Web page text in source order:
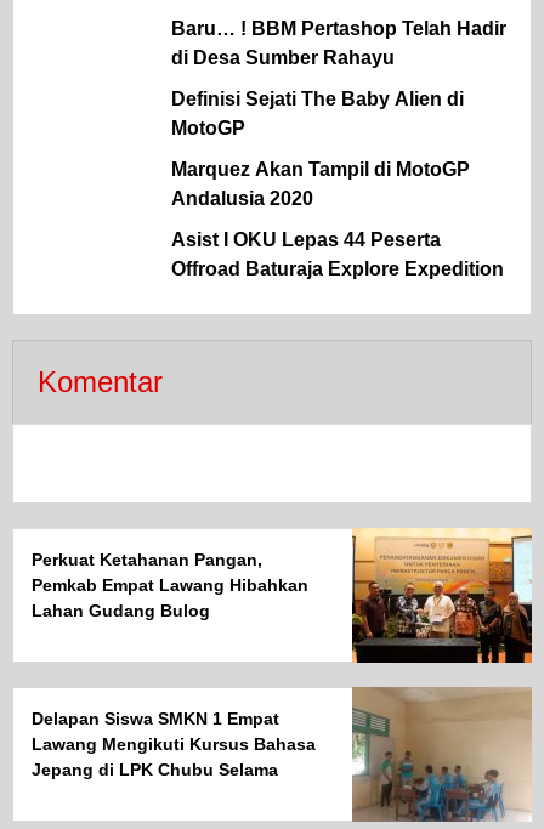
Baru… ! BBM Pertashop Telah Hadir
di Desa Sumber Rahayu
Definisi Sejati The Baby Alien di
MotoGP
Marquez Akan Tampil di MotoGP
Andalusia 2020
Asist I OKU Lepas 44 Peserta
Offroad Baturaja Explore Expedition
Komentar
Perkuat Ketahanan Pangan,
Pemkab Empat Lawang Hibahkan
Lahan Gudang Bulog
Delapan Siswa SMKN 1 Empat
Lawang Mengikuti Kursus Bahasa
Jepang di LPK Chubu Selama